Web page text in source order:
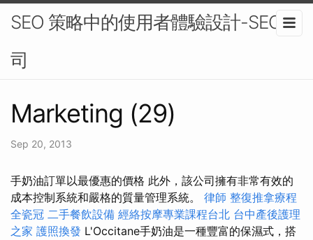
SEO 策略中的使用者體驗設計-SEO公
司
Marketing (29)
Sep 20, 2013
手奶油訂單以最優惠的價格 此外，該公司擁有非常有效的
成本控制系統和嚴格的質量管理系統。 律師 整復推拿療程
全瓷冠 二手餐飲設備 經絡按摩專業課程台北 台中產後護理
之家 護照換發 L'Occitane手奶油是一種豐富的保濕式，搭